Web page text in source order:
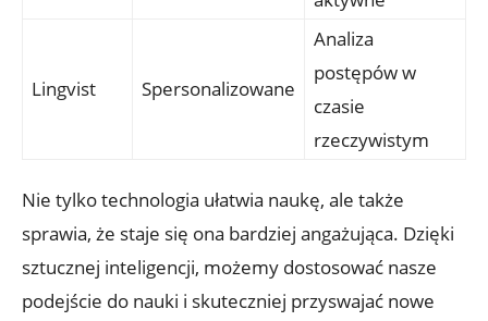
Lingvist Spersonalizowane
Analiza
postępów w
czasie‌
rzeczywistym
Nie tylko technologia ułatwia naukę, ale także‍
sprawia, że⁤ staje się ⁤ona bardziej⁢ angażująca. Dzięki​
sztucznej ​inteligencji, możemy dostosować⁣ nasze
podejście do nauki i skuteczniej przyswajać ⁢nowe